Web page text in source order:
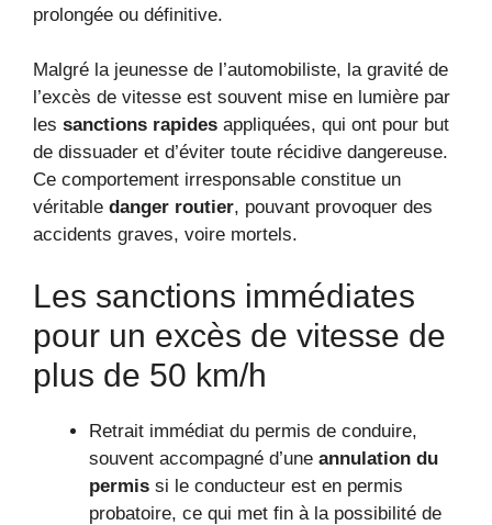
prolongée ou définitive.
Malgré la jeunesse de l’automobiliste, la gravité de
l’excès de vitesse est souvent mise en lumière par
les sanctions rapides appliquées, qui ont pour but
de dissuader et d’éviter toute récidive dangereuse.
Ce comportement irresponsable constitue un
véritable danger routier, pouvant provoquer des
accidents graves, voire mortels.
Les sanctions immédiates
pour un excès de vitesse de
plus de 50 km/h
Retrait immédiat du permis de conduire,
souvent accompagné d’une annulation du
permis si le conducteur est en permis
probatoire, ce qui met fin à la possibilité de